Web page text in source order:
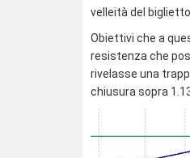
velleità del biglietto
Obiettivi che a
resistenza che
rivelasse una
chiusura sopra